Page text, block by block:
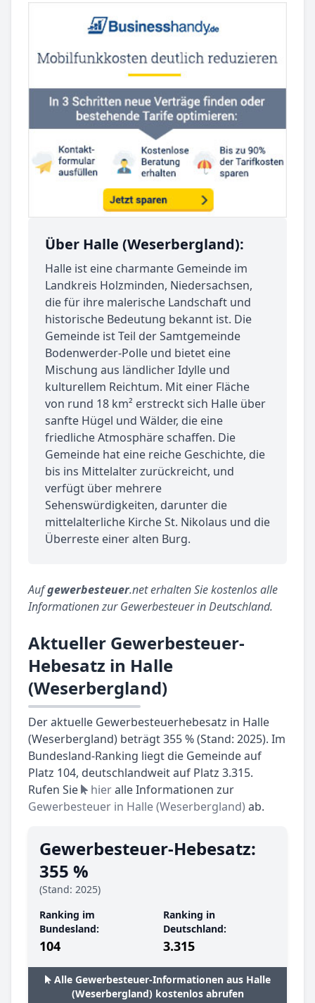
Über Halle (Weserbergland):
Halle ist eine charmante Gemeinde im
Landkreis Holzminden, Niedersachsen,
die für ihre malerische Landschaft und
historische Bedeutung bekannt ist. Die
Gemeinde ist Teil der Samtgemeinde
Bodenwerder-Polle und bietet eine
Mischung aus ländlicher Idylle und
kulturellem Reichtum. Mit einer Fläche
von rund 18 km² erstreckt sich Halle über
sanfte Hügel und Wälder, die eine
friedliche Atmosphäre schaffen. Die
Gemeinde hat eine reiche Geschichte, die
bis ins Mittelalter zurückreicht, und
verfügt über mehrere
Sehenswürdigkeiten, darunter die
mittelalterliche Kirche St. Nikolaus und die
Überreste einer alten Burg.
Aufgewerbesteuer.net erhalten Sie kostenlos alle
Informationen zur Gewerbesteuer in Deutschland.
Aktueller Gewerbesteuer-
Hebesatz in Halle
(Weserbergland)
Der aktuelle Gewerbesteuerhebesatz in Halle
(Weserbergland) beträgt 355 % (Stand: 2025). Im
Bundesland-Ranking liegt die Gemeinde auf
Platz 104, deutschlandweit auf Platz 3.315.
Rufen Sie
hieralle Informationen zur
Gewerbesteuer in Halle (Weserbergland) ab.
Gewerbesteuer-Hebesatz:
355 %
(Stand: 2025)
Ranking im
Bundesland:
104
Ranking in
Deutschland:
3.315
Alle Gewerbesteuer-Informationen aus Halle
(Weserbergland) kostenlos abrufen